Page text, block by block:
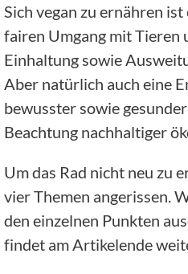
Sich vegan zu ernähren
fairen Umgang mit Tieren
Einhaltung sowie
Aber natürlich auch eine
bewusster sowie
Beachtung nachhaltiger
Um das Rad nicht neu zu
vier Themen angerissen.
den einzelnen Punkten
findet am Artikelende